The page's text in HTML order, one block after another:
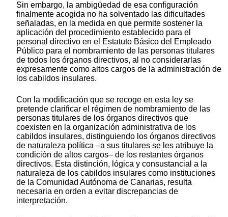
Sin embargo, la ambigüedad de esa configuración
finalmente acogida no ha solventado las dificultades
señaladas, en la medida en que permite sostener la
aplicación del procedimiento establecido para el
personal directivo en el Estatuto Básico del Empleado
Público para el nombramiento de las personas titulares
de todos los órganos directivos, al no considerarlas
expresamente como altos cargos de la administración de
los cabildos insulares.
Con la modificación que se recoge en esta ley se
pretende clarificar el régimen de nombramiento de las
personas titulares de los órganos directivos que
coexisten en la organización administrativa de los
cabildos insulares, distinguiendo los órganos directivos
de naturaleza política –a sus titulares se les atribuye la
condición de altos cargos– de los restantes órganos
directivos. Esta distinción, lógica y consustancial a la
naturaleza de los cabildos insulares como instituciones
de la Comunidad Autónoma de Canarias, resulta
necesaria en orden a evitar discrepancias de
interpretación.